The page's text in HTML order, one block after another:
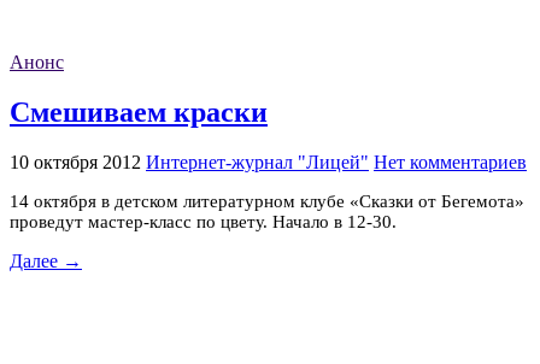
Анонс
Смешиваем краски
10 октября 2012 Интернет-журнал "Лицей" Нет комментариев
14 октября в детском литературном клубе «Сказки от Бегемота»
проведут мастер-класс по цвету. Начало в 12-30.
Далее →